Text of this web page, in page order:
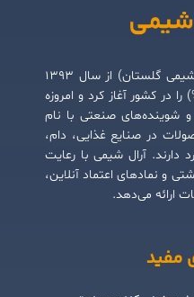
صنایع آرال شیمی (پیشگام بهار شیمی گلستان) از سال ۱۳۹۳
اسید پراستیک (۳% تا ۳۰%) را در کشور آغاز کرد و امروزه
و شوینده‌های صنعتی با نام
در صنایع غذایی، دام،
دارند. آرال شیمی با رعایت
و نمادهای اعتماد آنلاین،
ارائه می‌دهد.
مفید